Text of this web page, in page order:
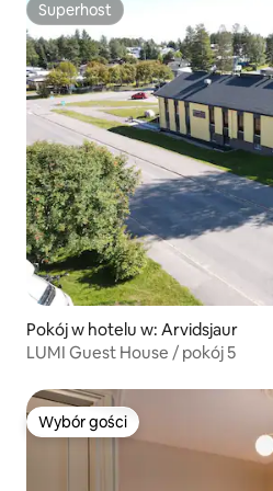
Superhost
Superhost
Pokój w hotelu w: Arvidsjaur
LUMI Guest House / pokój 5
Wybór gości
Wybór gości